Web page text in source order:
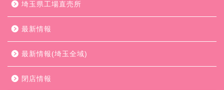
埼玉県工場直売所
最新情報
最新情報(埼玉全域)
閉店情報